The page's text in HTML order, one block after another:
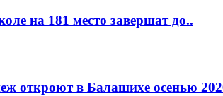
на 181 место завершат до..
откроют в Балашихе осенью